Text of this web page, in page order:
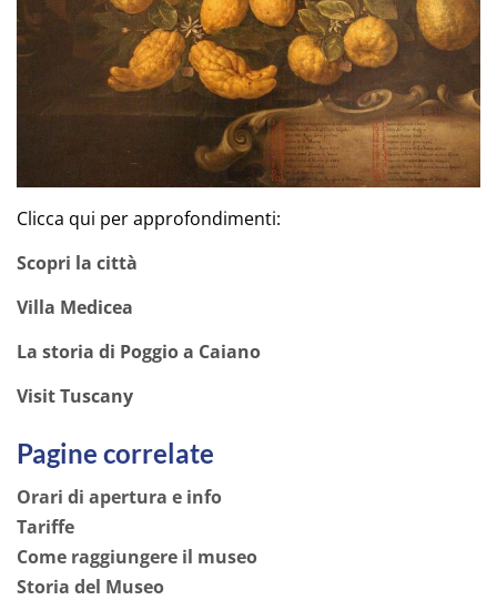
Clicca qui per approfondimenti:
Scopri la città
Villa Medicea
La storia di Poggio a Caiano
Visit Tuscany
Pagine correlate
Orari di apertura e info
Tariffe
Come raggiungere il museo
Storia del Museo